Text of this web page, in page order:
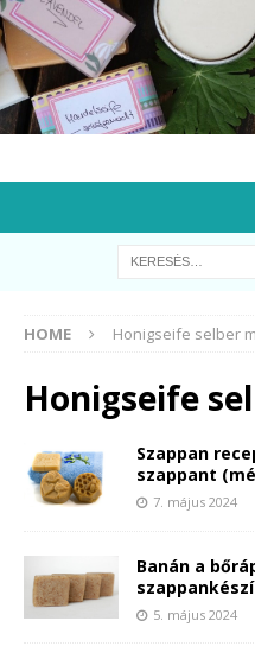
HOME Honigseife selber
Honigseife
Szappan
szappant
7. május 2024
Banán a
5. május 2024